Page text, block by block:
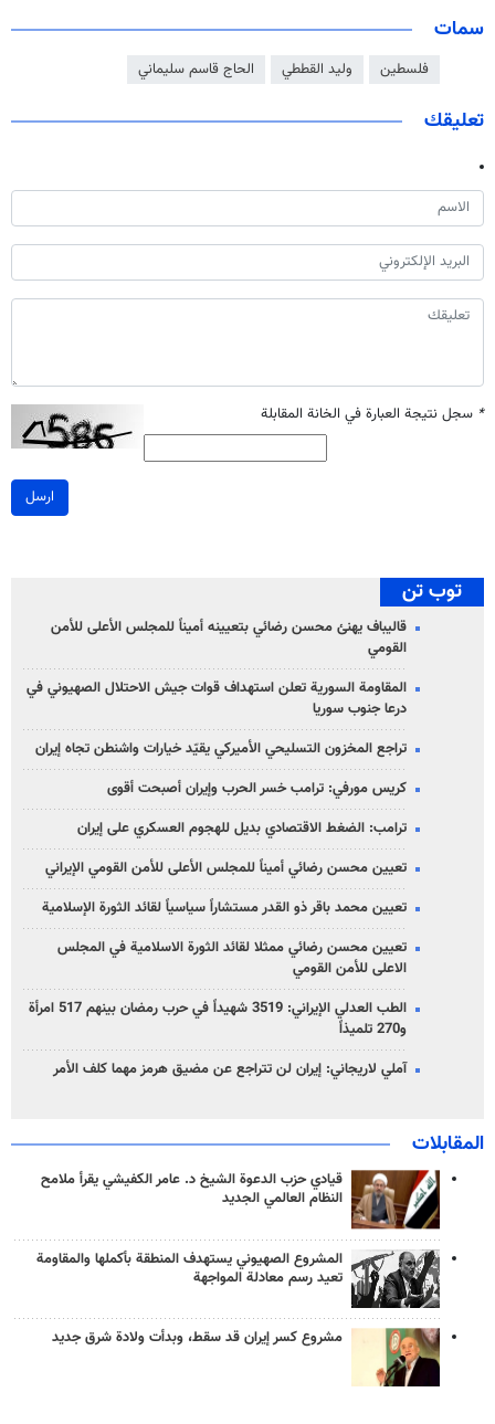
سمات
فلسطين وليد القططي الحاج قاسم سليماني
تعليقك
* سجل نتيجة العبارة في الخانة المقابلة
ارسل
توب تن
قاليباف يهنئ محسن رضائي بتعيينه أميناً للمجلس الأعلى للأمن
القومي
المقاومة السورية تعلن استهداف قوات جيش الاحتلال الصهيوني في
درعا جنوب سوريا
تراجع المخزون التسليحي الأميركي يقيّد خيارات واشنطن تجاه إيران
كريس مورفي: ترامب خسر الحرب وإيران أصبحت أقوى
ترامب: الضغط الاقتصادي بديل للهجوم العسكري على إيران
تعيين محسن رضائي أميناً للمجلس الأعلى للأمن القومي الإيراني
تعيين محمد باقر ذو القدر مستشاراً سياسياً لقائد الثورة الإسلامية
تعيين محسن رضائي ممثلا لقائد الثورة الاسلامية في المجلس
الاعلى للأمن القومي
الطب العدلي الإيراني: 3519 شهيداً في حرب رمضان بينهم 517 امرأة
و270 تلميذاً
آملي لاريجاني: إيران لن تتراجع عن مضيق هرمز مهما كلف الأمر
المقابلات
قيادي حزب الدعوة الشيخ د. عامر الكفيشي يقرأ ملامح
النظام العالمي الجديد
المشروع الصهيوني يستهدف المنطقة بأكملها والمقاومة
تعيد رسم معادلة المواجهة
مشروع كسر إيران قد سقط، وبدأت ولادة شرق جديد